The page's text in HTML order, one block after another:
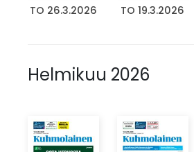
TO 26.3.2026 TO 19.3.2026
Helmikuu 2026